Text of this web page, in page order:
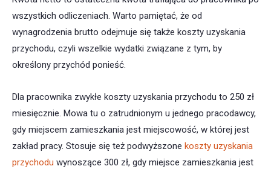
wszystkich odliczeniach. Warto pamiętać, że od
wynagrodzenia brutto odejmuje się także koszty uzyskania
przychodu, czyli wszelkie wydatki związane z tym, by
określony przychód ponieść.
Dla pracownika zwykłe koszty uzyskania przychodu to 250 zł
miesięcznie. Mowa tu o zatrudnionym u jednego pracodawcy,
gdy miejscem zamieszkania jest miejscowość, w której jest
zakład pracy. Stosuje się też podwyższone koszty uzyskania
przychodu wynoszące 300 zł, gdy miejsce zamieszkania jest